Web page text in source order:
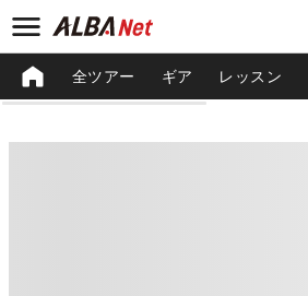
全ツアー ギア レッスン